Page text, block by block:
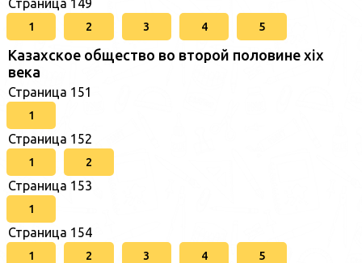
Страница 149
1 2 3 4 5
Казахское общество во второй половине хіх
века
Страница 151
1
Страница 152
1 2
Страница 153
1
Страница 154
1 2 3 4 5